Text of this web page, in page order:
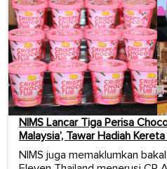
NIMS Lancar Tiga Perisa
Malaysia’, Tawar Hadiah
NIMS juga memaklumkan